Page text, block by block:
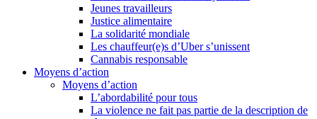
Jeunes travailleurs
Justice alimentaire
La solidarité mondiale
Les chauffeur(e)s d’Uber s’unissent
Cannabis responsable
Moyens d’action
Moyens d’action
L’abordabilité pour tous
La violence ne fait pas partie de la description de